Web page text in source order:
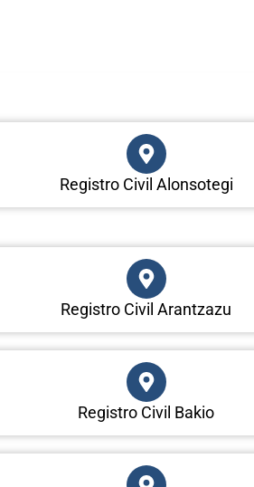
Registro Civil Alonsotegi
Registro Civil Arantzazu
Registro Civil Bakio